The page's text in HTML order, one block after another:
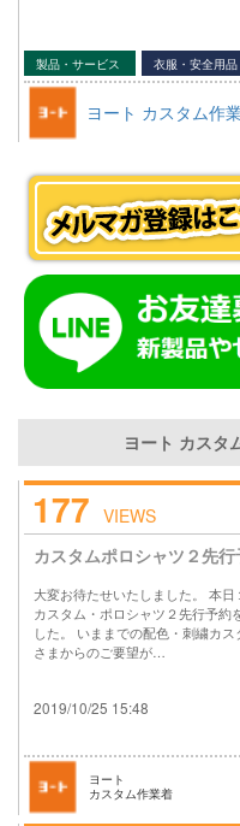
製品・サービス 衣服・安全用品
ヨート カスタム作
ヨート カスタ
177 VIEWS
カスタムポロシャツ２先行
大変お待たせいたしました。 本日
カスタム・ポロシャツ２先行予約
した。 いままでの配色・刺繍カ
さまからのご要望が…
2019/10/25 15:48
ヨート
カスタム作業着